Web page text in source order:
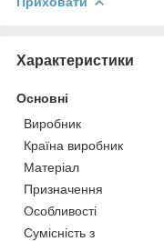
Характеристики
Основні
Виробник
Країна виробник
Матеріал
Призначення
Особливості
Сумісність з